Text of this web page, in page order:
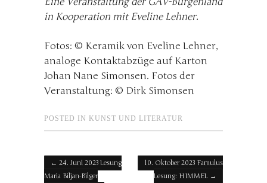
in Kooperation mit Eveline Lehner.
Fotos: © Keramik von Eveline Lehner,
analoge Kontaktabzüge auf Karton
Johan Nane Simonsen. Fotos der
Veranstaltung: © Dirk Simonsen
POSTED IN KUNST UND LITERATUR
Post navigation
← 24. Juni 2023 Lesung
Maria Biljan-Bilger
10. Oktober 2023 Famulus
Lesung: HIMMEL →